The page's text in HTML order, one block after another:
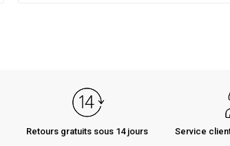
Retours gratuits sous 14 jours Service